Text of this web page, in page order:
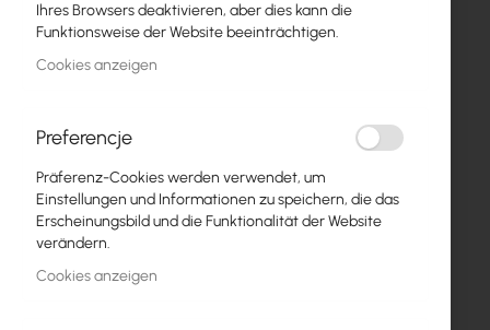
Ihres Browsers deaktivieren, aber dies kann die
Funktionsweise der Website beeinträchtigen.
Cookies anzeigen
Preferencje
Präferenz-Cookies werden verwendet, um
Einstellungen und Informationen zu speichern, die das
Erscheinungsbild und die Funktionalität der Website
verändern.
Cookies anzeigen